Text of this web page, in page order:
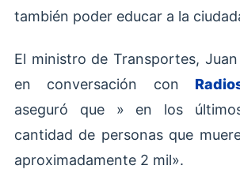
también poder educar a la
El ministro de Transportes,
en conversación con
aseguró que » en los
cantidad de personas que
aproximadamente 2 mil».